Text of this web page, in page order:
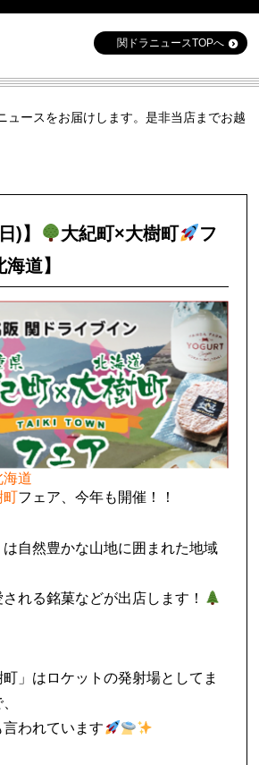
関ドラニュースTOPへ
ュースをお届けします。是非当店までお越
)】 大紀町×大樹町
フ
道】
海道
町フェア、今年も開催！！
自然豊かな山地に囲まれた地域
れる銘菓などが出店します！
」はロケットの発射場としてま
われています